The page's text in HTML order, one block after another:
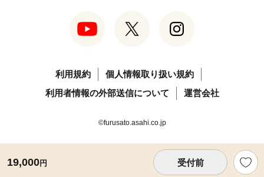
19,000円 受付前
利用規約
個人情報取り扱い規約
利用者情報の外部送信について
運営会社
©furusato.asahi.co.jp